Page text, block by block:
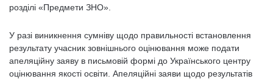
розділі «Предмети ЗНО».
У разі виникнення сумніву щодо правильності встановлення
результату учасник зовнішнього оцінювання може подати
апеляційну заяву в письмовій формі до Українського центру
оцінювання якості освіти. Апеляційні заяви щодо результатів